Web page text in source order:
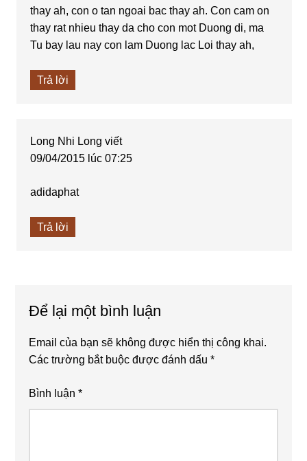
thay ah, con o tan ngoai bac thay ah. Con cam on
thay rat nhieu thay da cho con mot Duong di, ma
Tu bay lau nay con lam Duong lac Loi thay ah,
Trả lời
Long Nhi Long viết
09/04/2015 lúc 07:25
adidaphat
Trả lời
Để lại một bình luận
Email của bạn sẽ không được hiển thị công khai.
Các trường bắt buộc được đánh dấu*
Bình luận*